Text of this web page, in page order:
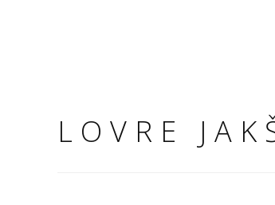
LOVRE